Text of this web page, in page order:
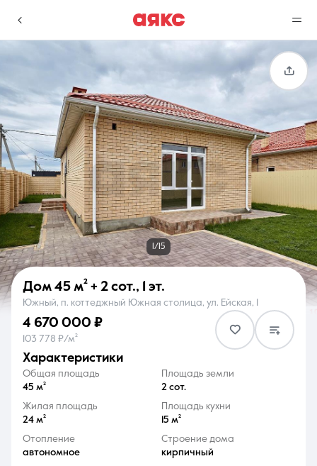
г. Краснодар
Избранное
0 объявлений
Сравнение
0 объявлений
Недвижимость Услуги
О компании Контакты
8 (861) 297-00-00
Ежедневно с 08:30 до 20:00
1/15
Дом 45 м² + 2 сот., 1 эт.
Южный, п. коттеджный Южная столица, ул. Ейская, 1
4 670 000 ₽
103 778 ₽/м²
характеристики
Общая площадь
45 м²
Площадь земли
2 сот.
Жилая площадь
24 м²
Площадь кухни
15 м²
Отопление
автономное
Строение дома
кирпичный